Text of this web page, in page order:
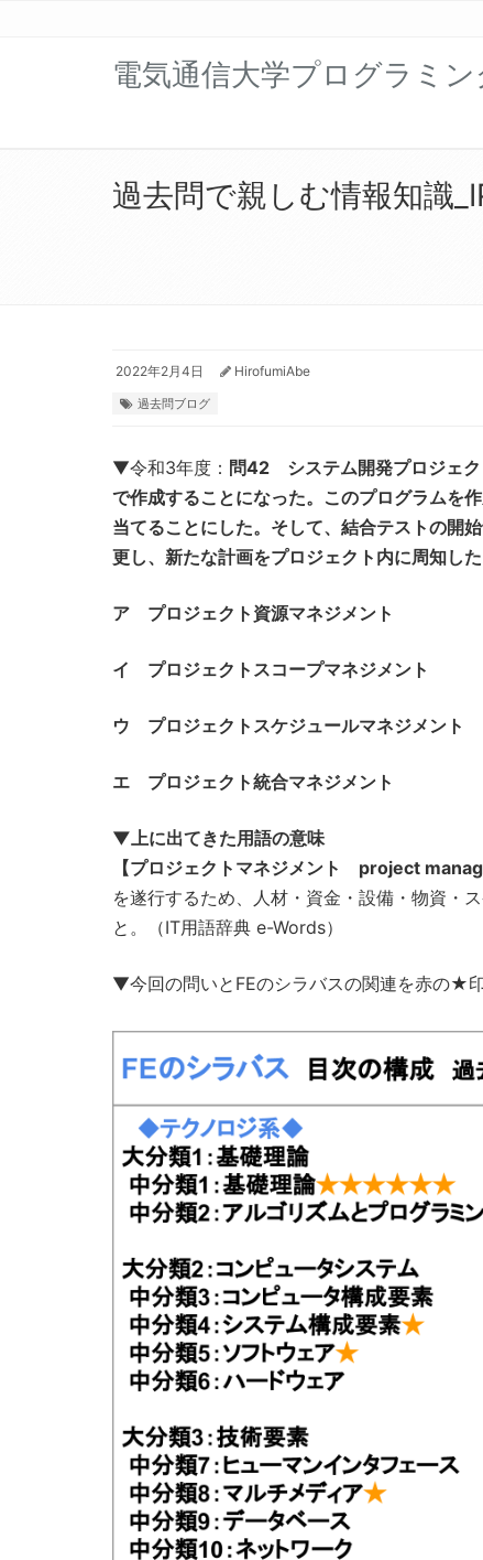
電気通信大学プログラミ
過去問で親しむ情報知識
2022年2月4日 HirofumiAbe
過去問ブログ
▼令和3年度： 問42 システム開発プロジェク
で作成することになった。このプログラムを
当てることにした。そして、結合テストの開
更し、新たな計画をプロジェクト内に周知し
ア プロジェクト資源マネジメント
イ プロジェクトスコープマネジメント
ウ プロジェクトスケジュールマネジメント
エ プロジェクト統合マネジメント
▼上に出てきた用語の意味
【プロジェクトマネジメント project
を遂行するため、人材・資金・設備・物資・
と。（IT用語辞典 e-Words）
▼今回の問いとFEのシラバスの関連を赤の★